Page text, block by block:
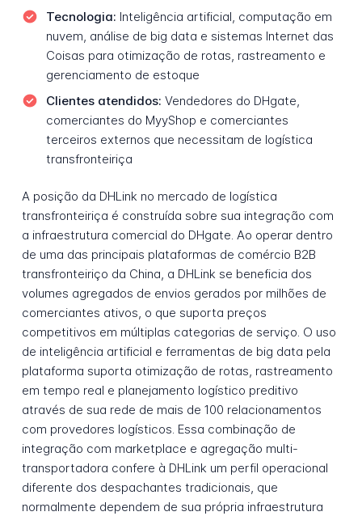
Tecnologia: Inteligência artificial, computação em
nuvem, análise de big data e sistemas Internet das
Coisas para otimização de rotas, rastreamento e
gerenciamento de estoque
Clientes atendidos: Vendedores do DHgate,
comerciantes do MyyShop e comerciantes
terceiros externos que necessitam de logística
transfronteiriça
A posição da DHLink no mercado de logística
transfronteiriça é construída sobre sua integração com
a infraestrutura comercial do DHgate. Ao operar dentro
de uma das principais plataformas de comércio B2B
transfronteiriço da China, a DHLink se beneficia dos
volumes agregados de envios gerados por milhões de
comerciantes ativos, o que suporta preços
competitivos em múltiplas categorias de serviço. O uso
de inteligência artificial e ferramentas de big data pela
plataforma suporta otimização de rotas, rastreamento
em tempo real e planejamento logístico preditivo
através de sua rede de mais de 100 relacionamentos
com provedores logísticos. Essa combinação de
integração com marketplace e agregação multi-
transportadora confere à DHLink um perfil operacional
diferente dos despachantes tradicionais, que
normalmente dependem de sua própria infraestrutura